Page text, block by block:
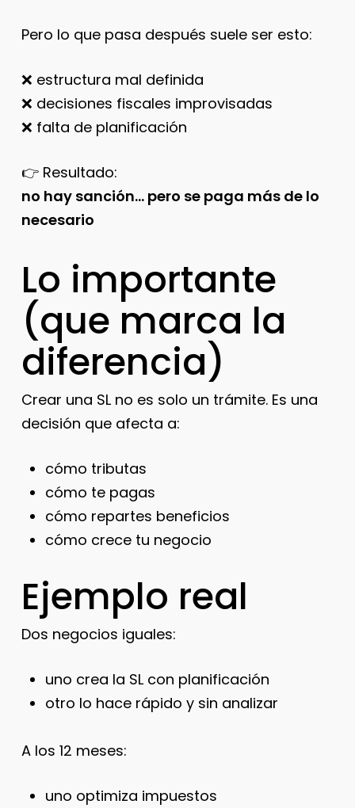
Pero lo que pasa después suele ser esto:
❌ estructura mal definida
❌ decisiones fiscales improvisadas
❌ falta de planificación
👉 Resultado:
no hay sanción… pero se paga más de lo
necesario
Lo importante
(que marca la
diferencia)
Crear una SL no es solo un trámite. Es una
decisión que afecta a:
cómo tributas
cómo te pagas
cómo repartes beneficios
cómo crece tu negocio
Ejemplo real
Dos negocios iguales:
uno crea la SL con planificación
otro lo hace rápido y sin analizar
A los 12 meses:
uno optimiza impuestos